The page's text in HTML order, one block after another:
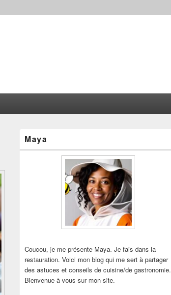
principale
de
Maya
Coucou, je me présente Maya. Je fais dans la
restauration. Voici mon blog qui me sert à partager
des astuces et conseils de cuisine/de gastronomie.
Bienvenue à vous sur mon site.